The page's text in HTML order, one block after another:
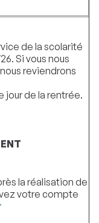
de la scolarité
Si vous nous
reviendrons
jour de la rentrée.
la réalisation de
votre compte